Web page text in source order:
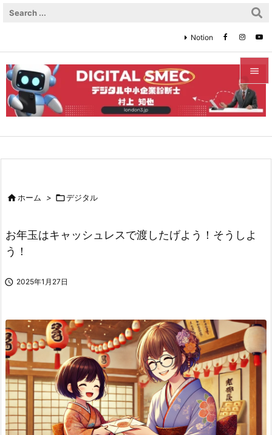


メニュ

検索
Notion
ホーム > デジタル
お年玉はキャッシュレスで渡したげよう！そうしよ
う！
 2025年1月27日